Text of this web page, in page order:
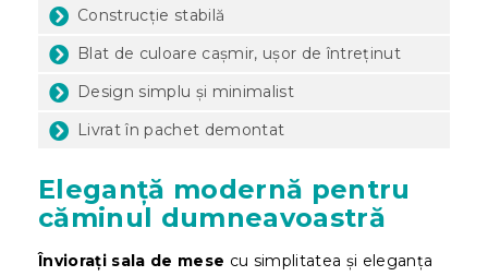
Construcție stabilă
Blat de culoare cașmir, ușor de întreținut
Design simplu și minimalist
Livrat în pachet demontat
Eleganță modernă pentru
căminul dumneavoastră
Înviorați sala de mese cu simplitatea și eleganța